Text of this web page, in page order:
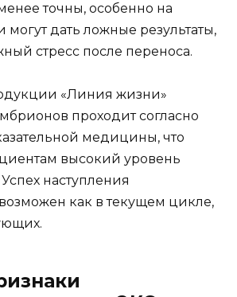
точны, особенно на
могут дать ложные результаты,
стресс после переноса.
«Линия жизни»
проходит согласно
медицины, что
высокий уровень
наступления
как в текущем цикле,